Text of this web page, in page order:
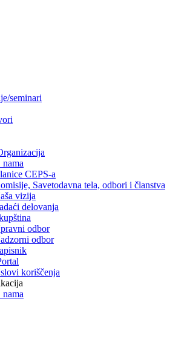
seminari
nama
CEPS-a
Savetodavna tela, odbori i članstva
vizija
delovanja
odbor
odbor
koriščenja
nama